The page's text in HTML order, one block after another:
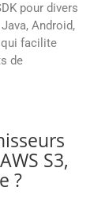
pour divers
Android,
qui facilite
de
S3,
?